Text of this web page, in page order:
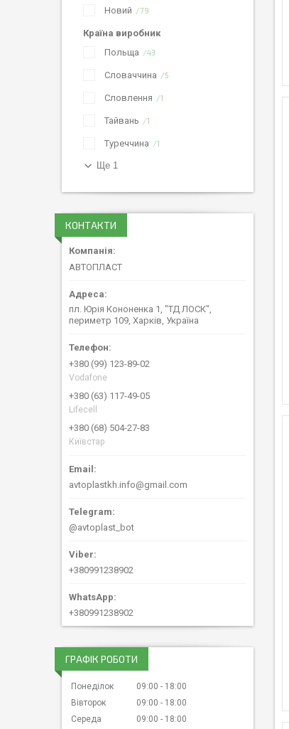
Новий
79
Країна виробник
Польща
43
Словаччина 5
Словлення 1
Тайвань 1
Туреччина 1
Ще 1
КОНТАКТИ
АВТОПЛАСТ
пл. Юрія Кононенка 1, "ТД ЛОСК",
периметр 109, Харків, Україна
+380 (99) 123-89-02
Vodafone
+380 (63) 117-49-05
Lifecell
+380 (68) 504-27-83
Київстар
avtoplastkh.info@gmail.com
@avtoplast_bot
+380991238902
+380991238902
ГРАФІК РОБОТИ
Понеділок 09:00
18:00
Вівторок
09:00
18:00
Середа
09:00
18:00